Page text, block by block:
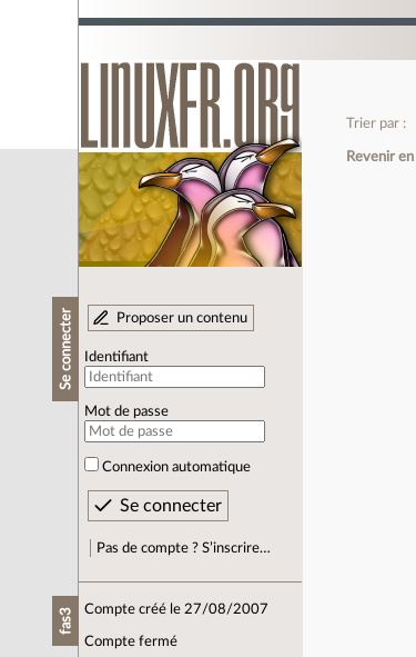
Se connecter Proposer un contenu
Identifiant
Mot de passe
Connexion automatique
Pas de compte ? S’inscrire…
fas3 Compte créé le 27/08/2007
Compte fermé
Trier par :
Revenir